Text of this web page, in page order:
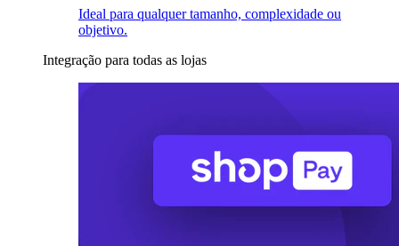
Ideal para qualquer tamanho, complexidade ou
objetivo.
Integração para todas as lojas